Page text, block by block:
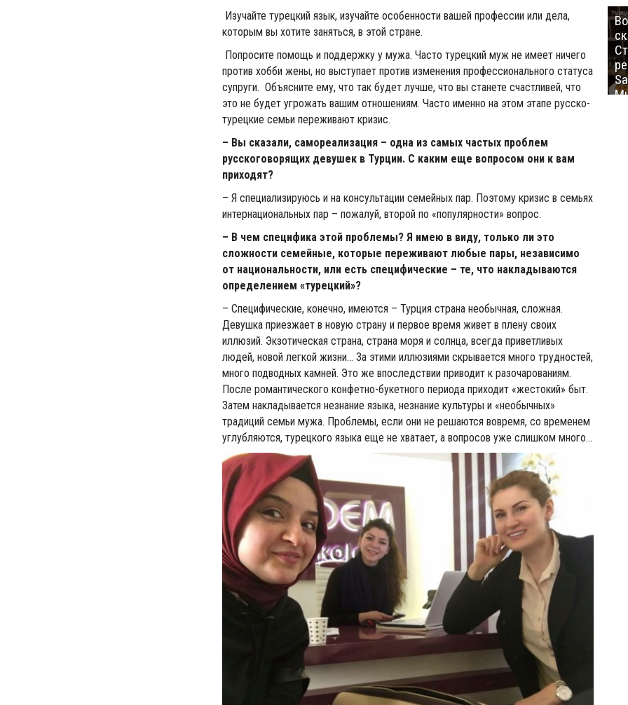
Изучайте турецкий язык, изучайте особенности вашей профессии или дела,
которым вы хотите заняться, в этой стране.
Попросите помощь и поддержку у мужа. Часто турецкий муж не имеет ничего
против хобби жены, но выступает против изменения профессионального статуса
супруги. Объясните ему, что так будет лучше, что вы станете счастливей, что
это не будет угрожать вашим отношениям. Часто именно на этом этапе русско-
турецкие семьи переживают кризис.
– Вы сказали, самореализация – одна из самых частых проблем
русскоговорящих девушек в Турции. С каким еще вопросом они к вам
приходят?
– Я специализируюсь и на консультации семейных пар. Поэтому кризис в семьях
интернациональных пар – пожалуй, второй по «популярности» вопрос.
– В чем специфика этой проблемы? Я имею в виду, только ли это
сложности семейные, которые переживают любые пары, независимо
от национальности, или есть специфические – те, что накладываются
определением «турецкий»?
– Специфические, конечно, имеются – Турция страна необычная, сложная.
Девушка приезжает в новую страну и первое время живет в плену своих
иллюзий. Экзотическая страна, страна моря и солнца, всегда приветливых
людей, новой легкой жизни… За этими иллюзиями скрывается много трудностей,
много подводных камней. Это же впоследствии приводит к разочарованиям.
После романтического конфетно-букетного периода приходит «жестокий» быт.
Затем накладывается незнание языка, незнание культуры и «необычных»
традиций семьи мужа. Проблемы, если они не решаются вовремя, со временем
углубляются, турецкого языка еще не хватает, а вопросов уже слишком много…